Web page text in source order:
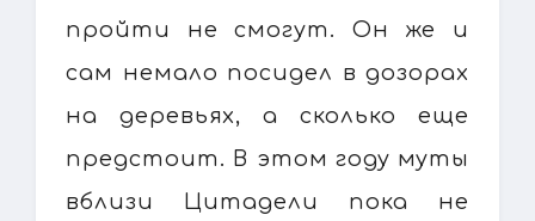
пройти не смогут. Он же и
сам немало посидел в дозорах
на деревьях, а сколько еще
предстоит. В этом году муты
вблизи Цитадели пока не